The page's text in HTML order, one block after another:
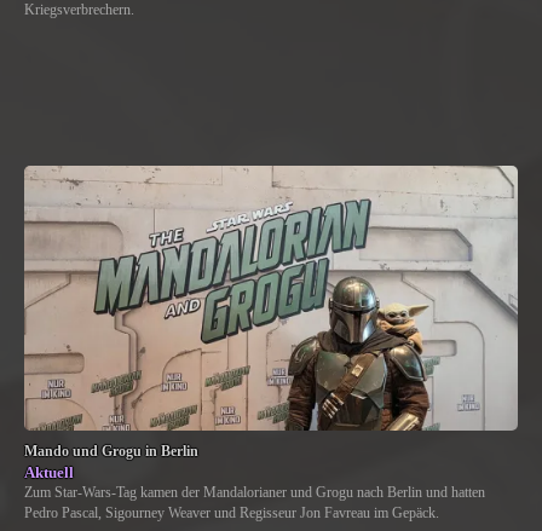
Kriegsverbrechern.
Mando und Grogu in Berlin
Aktuell
Zum Star-Wars-Tag kamen der Mandalorianer und Grogu nach Berlin und hatten
Pedro Pascal, Sigourney Weaver und Regisseur Jon Favreau im Gepäck.